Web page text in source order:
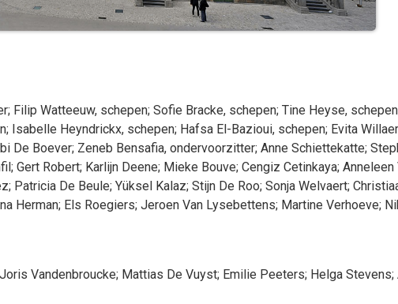
; Filip Watteeuw, schepen; Sofie Bracke, schepen; Tine Heyse, schepen
; Isabelle Heyndrickx, schepen; Hafsa El-Bazioui, schepen; Evita
De Boever; Zeneb Bensafia, ondervoorzitter; Anne Schiettekatte;
; Gert Robert; Karlijn Deene; Mieke Bouve; Cengiz Cetinkaya; Anneleen
; Patricia De Beule; Yüksel Kalaz; Stijn De Roo; Sonja Welvaert;
Herman; Els Roegiers; Jeroen Van Lysebettens; Martine Verhoeve;
Joris Vandenbroucke; Mattias De Vuyst; Emilie Peeters; Helga Stevens;